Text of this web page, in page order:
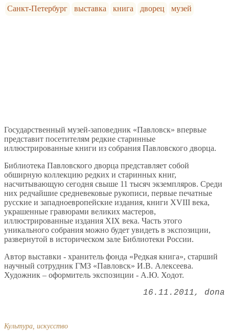
Санкт-Петербург выставка книга дворец музей
Государственный музей-заповедник «Павловск» впервые
представит посетителям редкие старинные
иллюстрированные книги из собрания Павловского дворца.
Библиотека Павловского дворца представляет собой
обширную коллекцию редких и старинных книг,
насчитывающую сегодня свыше 11 тысяч экземпляров. Среди
них редчайшие средневековые рукописи, первые печатные
русские и западноевропейские издания, книги XVIII века,
украшенные гравюрами великих мастеров,
иллюстрированные издания XIX века. Часть этого
уникального собрания можно будет увидеть в экспозиции,
развернутой в историческом зале Библиотеки России.
Автор выставки - хранитель фонда «Редкая книга», старший
научный сотрудник ГМЗ «Павловск» И.В. Алексеева.
Художник – оформитель экспозиции - А.Ю. Ходот.
16.11.2011 dona
Культура, искусство